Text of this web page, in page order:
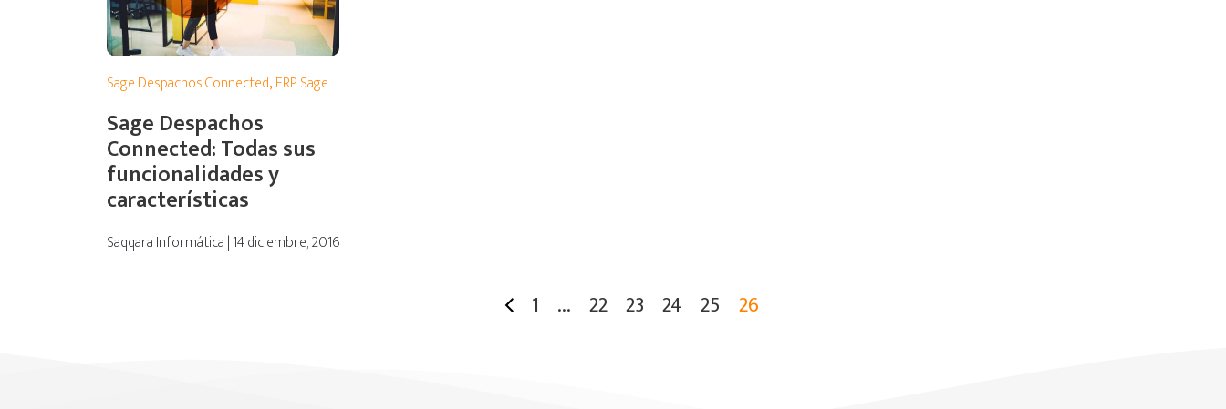
Sage Despachos Connected,ERP Sage
Sage Despachos
Connected: Todas sus
funcionalidades y
características
Saqqara Informática | 14 diciembre, 2016
1 ... 22 23 24 25 26